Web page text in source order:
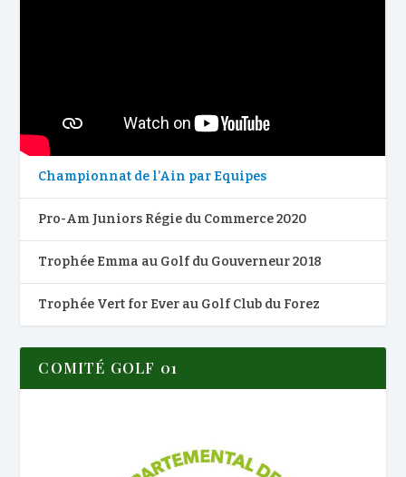
Championnat de l’Ain par Equipes
Pro-Am Juniors Régie du Commerce 2020
Trophée Emma au Golf du Gouverneur 2018
Trophée Vert for Ever au Golf Club du Forez
COMITÉ GOLF 01